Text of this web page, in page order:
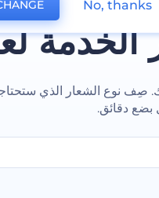
الخدمة
صِف نوع الشعار الذي
بضع دقائق.
No, thanks